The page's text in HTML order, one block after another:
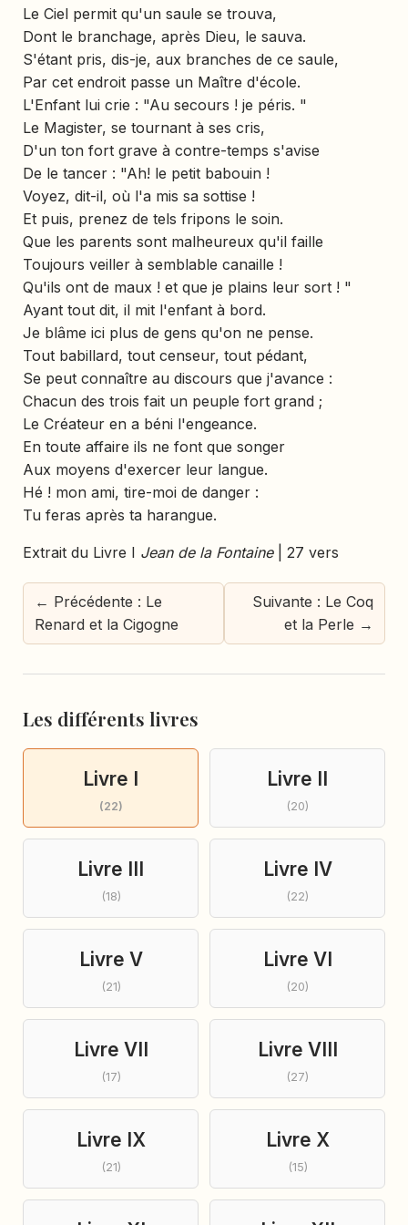
Le Ciel permit qu'un saule se trouva,
Dont le branchage, après Dieu, le sauva.
S'étant pris, dis-je, aux branches de ce saule,
Par cet endroit passe un Maître d'école.
L'Enfant lui crie : "Au secours ! je péris. "
Le Magister, se tournant à ses cris,
D'un ton fort grave à contre-temps s'avise
De le tancer : "Ah! le petit babouin !
Voyez, dit-il, où l'a mis sa sottise !
Et puis, prenez de tels fripons le soin.
Que les parents sont malheureux qu'il faille
Toujours veiller à semblable canaille !
Qu'ils ont de maux ! et que je plains leur sort ! "
Ayant tout dit, il mit l'enfant à bord.
Je blâme ici plus de gens qu'on ne pense.
Tout babillard, tout censeur, tout pédant,
Se peut connaître au discours que j'avance :
Chacun des trois fait un peuple fort grand ;
Le Créateur en a béni l'engeance.
En toute affaire ils ne font que songer
Aux moyens d'exercer leur langue.
Hé ! mon ami, tire-moi de danger :
Tu feras après ta harangue.
Extrait du Livre I Jean de la Fontaine| 27 vers
← Précédente : Le
Renard et la Cigogne
Suivante : Le Coq
et la Perle →
Les différents livres
Livre I
(22)
Livre II
(20)
Livre III
(18)
Livre IV
(22)
Livre V
(21)
Livre VI
(20)
Livre VII
(17)
Livre VIII
(27)
Livre IX
(21)
Livre X
(15)